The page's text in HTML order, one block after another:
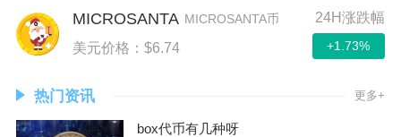
MICROSANTA MICROSANTA币
美元价格：$6.74
24H涨跌幅
+1.73%
热门资讯 更多+
box代币有几种呀